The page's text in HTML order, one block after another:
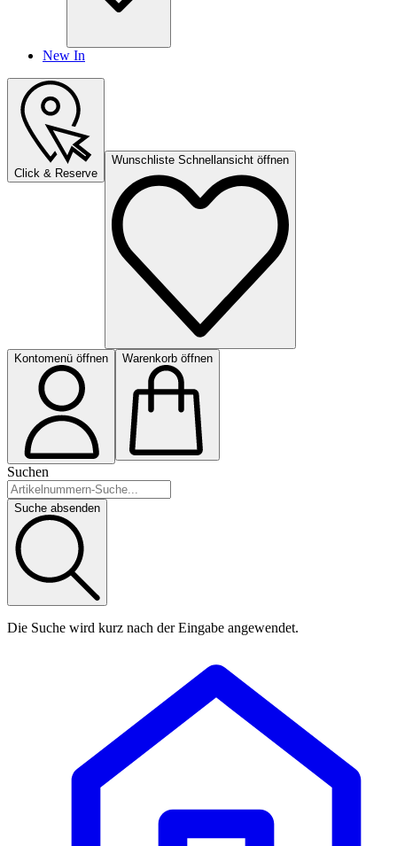
New In
Click & Reserve
Wunschliste Schnellansicht öffnen
Kontomenü öffnen Warenkorb öffnen
Suchen
Suche absenden
Die Suche wird kurz nach der Eingabe angewendet.